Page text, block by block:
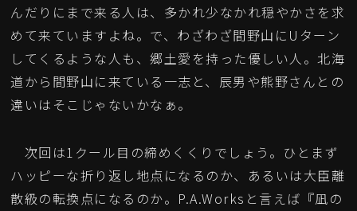
んだりにまで来る人は、多かれ少なかれ穏やかさを求
めて来ていますよね。で、わざわざ間野山にUターン
してくるような人も、郷土愛を持った優しい人。北海
道から間野山に来ている一志と、辰男や熊野さんとの
違いはそこじゃないかなぁ。
次回は1クール目の締めくくりでしょう。ひとまず
ハッピーな折り返し地点になるのか、あるいは大臣離
散級の転換点になるのか。P.A.Worksと言えば『凪の